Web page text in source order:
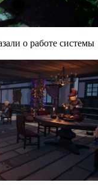
о работе системы